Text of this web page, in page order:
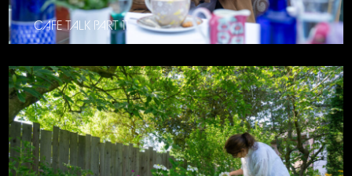
CAFE TALK PART 11